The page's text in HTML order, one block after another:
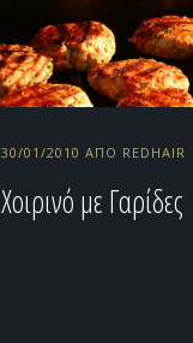
30/01/2010 ΑΠΌ REDHAIR
Χοιρινό με Γαρίδες